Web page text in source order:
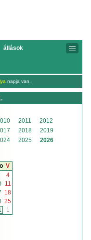
állások
napja van.
2011
2012
2018
2019
2025 2026
V
4
11
18
25
1